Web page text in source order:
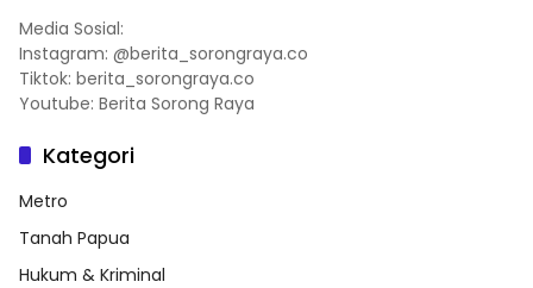
Media Sosial:
Instagram: @berita_sorongraya.co
Tiktok: berita_sorongraya.co
Youtube: Berita Sorong Raya
Kategori
Metro
Tanah Papua
Hukum & Kriminal